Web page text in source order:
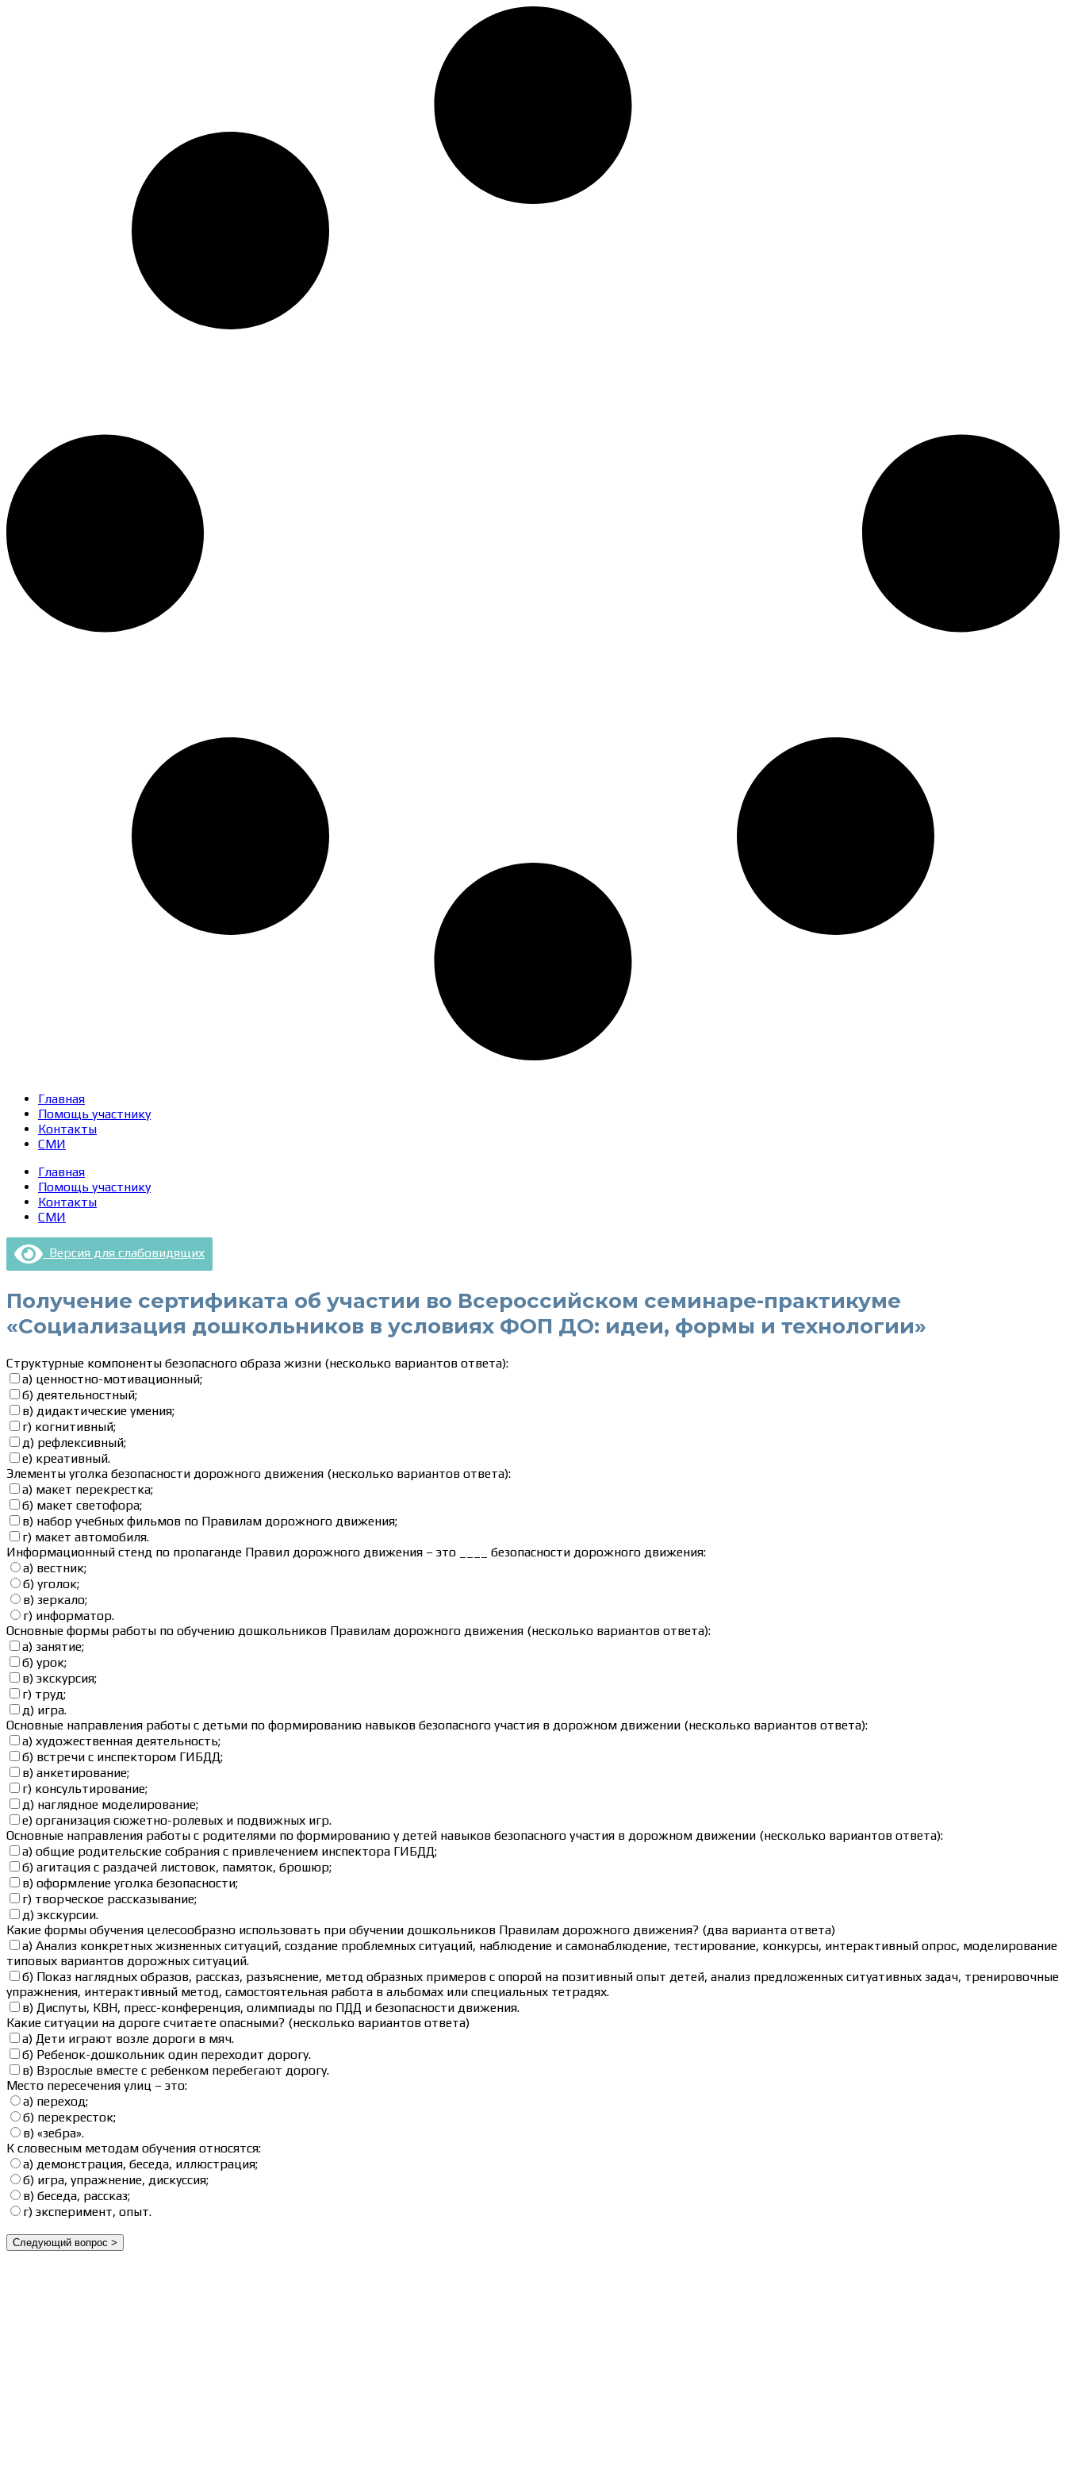
Главная
Помощь участнику
Контакты
СМИ
Главная
Помощь участнику
Контакты
СМИ
Версия для слабовидящих
Получение сертификата об участии во Всероссийском семинаре-практикуме
«Социализация дошкольников в условиях ФОП ДО: идеи, формы и технологии»
Структурные компоненты безопасного образа жизни (несколько вариантов ответа):
а) ценностно-мотивационный;
б) деятельностный;
в) дидактические умения;
г) когнитивный;
д) рефлексивный;
е) креативный.
Элементы уголка безопасности дорожного движения (несколько вариантов ответа):
а) макет перекрестка;
б) макет светофора;
в) набор учебных фильмов по Правилам дорожного движения;
г) макет автомобиля.
Информационный стенд по пропаганде Правил дорожного движения – это ____ безопасности дорожного движения:
а) вестник;
б) уголок;
в) зеркало;
г) информатор.
Основные формы работы по обучению дошкольников Правилам дорожного движения (несколько вариантов ответа):
а) занятие;
б) урок;
в) экскурсия;
г) труд;
д) игра.
Основные направления работы с детьми по формированию навыков безопасного участия в дорожном движении (несколько вариантов ответа):
а) художественная деятельность;
б) встречи с инспектором ГИБДД;
в) анкетирование;
г) консультирование;
д) наглядное моделирование;
е) организация сюжетно-ролевых и подвижных игр.
Основные направления работы с родителями по формированию у детей навыков безопасного участия в дорожном движении (несколько вариантов ответа):
а) общие родительские собрания с привлечением инспектора ГИБДД;
б) агитация с раздачей листовок, памяток, брошюр;
в) оформление уголка безопасности;
г) творческое рассказывание;
д) экскурсии.
Какие формы обучения целесообразно использовать при обучении дошкольников Правилам дорожного движения? (два варианта ответа)
а) Анализ конкретных жизненных ситуаций, создание проблемных ситуаций, наблюдение и самонаблюдение, тестирование, конкурсы, интерактивный опрос, моделирование
типовых вариантов дорожных ситуаций.
б) Показ наглядных образов, рассказ, разъяснение, метод образных примеров с опорой на позитивный опыт детей, анализ предложенных ситуативных задач, тренировочные
упражнения, интерактивный метод, самостоятельная работа в альбомах или специальных тетрадях.
в) Диспуты, КВН, пресс-конференция, олимпиады по ПДД и безопасности движения.
Какие ситуации на дороге считаете опасными? (несколько вариантов ответа)
а) Дети играют возле дороги в мяч.
б) Ребенок-дошкольник один переходит дорогу.
в) Взрослые вместе с ребенком перебегают дорогу.
Место пересечения улиц – это:
а) переход;
б) перекресток;
в) «зебра».
К словесным методам обучения относятся:
а) демонстрация, беседа, иллюстрация;
б) игра, упражнение, дискуссия;
в) беседа, рассказ;
г) эксперимент, опыт.